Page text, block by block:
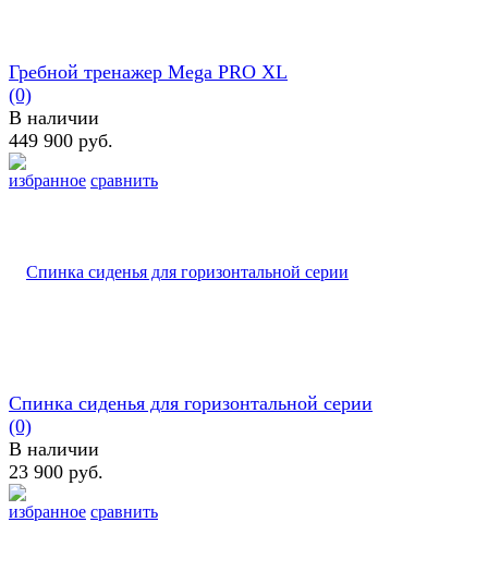
избранное сравнить
Гребной тренажер Mega PRO XL
(0)
В наличии
449 900 руб.
избранное сравнить
Спинка сиденья для горизонтальной серии
(0)
В наличии
23 900 руб.